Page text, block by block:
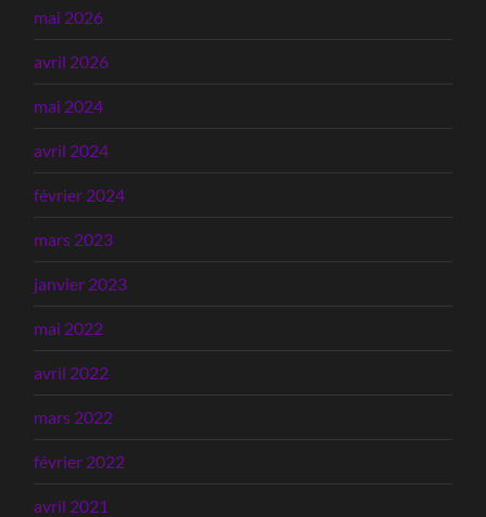
mai 2026
avril 2026
mai 2024
avril 2024
février 2024
mars 2023
janvier 2023
mai 2022
avril 2022
mars 2022
février 2022
avril 2021